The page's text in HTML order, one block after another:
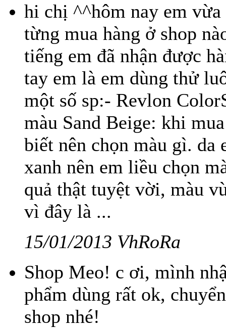
hi chị ^^hôm nay em vừa
từng mua hàng ở shop
tiếng em đã nhận được
tay em là em dùng thử
một số sp:- Revlon
màu Sand Beige: khi
biết nên chọn màu gì.
xanh nên em liều chọn
quả thật tuyệt vời, màu
vì đây là ...
15/01/2013 VhRoRa
Shop Meo! c ơi, mình
phẩm dùng rất ok,
shop nhé!